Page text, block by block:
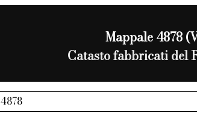
Mappale 4878
Catasto fabbricati del
4878